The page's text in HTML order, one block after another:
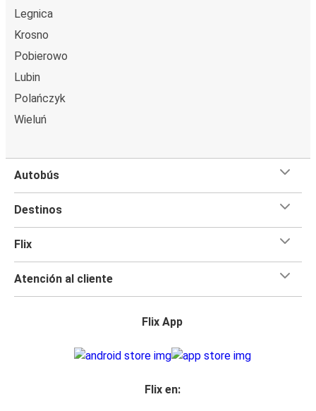
Legnica
Krosno
Pobierowo
Lubin
Polańczyk
Wieluń
Autobús
Destinos
Flix
Atención al cliente
Flix App
Flix en: